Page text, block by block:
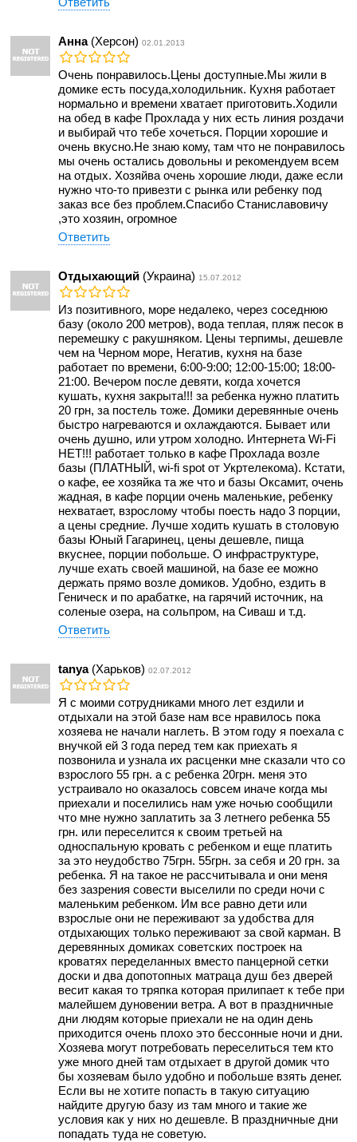
Анна(Херсон)02.01.2013
Очень понравилось.Цены доступные.Мы жили в
домике есть посуда,холодильник. Кухня работает
нормально и времени хватает приготовить.Ходили
на обед в кафе Прохлада у них есть линия роздачи
и выбирай что тебе хочеться. Порции хорошие и
очень вкусно.Не знаю кому, там что не понравилось
мы очень остались довольны и рекомендуем всем
на отдых. Хозяйва очень хорошие люди, даже если
нужно что-то привезти с рынка или ребенку под
заказ все без проблем.Спасибо Станиславовичу
,это хозяин, огромное
Ответить
Отдыхающий (Украина) 15.07.2012
Из позитивного, море недалеко, через соседнюю
базу (около 200 метров), вода теплая, пляж песок в
перемешку с ракушняком. Цены терпимы, дешевле
чем на Черном море, Негатив, кухня на базе
работает по времени, 6:00-9:00; 12:00-15:00; 18:00-
21:00. Вечером после девяти, когда хочется
кушать, кухня закрыта!!! за ребенка нужно платить
20 грн, за постель тоже. Домики деревянные очень
быстро нагреваются и охлаждаются. Бывает или
очень душно, или утром холодно. Интернета Wi-Fi
НЕТ!!! работает только в кафе Прохлада возле
базы (ПЛАТНЫЙ, wi-fi spot от Укртелекома). Кстати,
о кафе, ее хозяйка та же что и базы Оксамит, очень
жадная, в кафе порции очень маленькие, ребенку
нехватает, взрослому чтобы поесть надо 3 порции,
а цены средние. Лучше ходить кушать в столовую
базы Юный Гагаринец, цены дешевле, пища
вкуснее, порции побольше. О инфраструктуре,
лучше ехать своей машиной, на базе ее можно
держать прямо возле домиков. Удобно, ездить в
Геническ и по арабатке, на гарячий источник, на
соленые озера, на сольпром, на Сиваш и т.д.
Ответить
tanya(Харьков)02.07.2012
Я с моими сотрудниками много лет ездили и
отдыхали на этой базе нам все нравилось пока
хозяева не начали наглеть. В этом году я поехала с
внучкой ей 3 года перед тем как приехать я
позвонила и узнала их расценки мне сказали что со
взрослого 55 грн. а с ребенка 20грн. меня это
устраивало но оказалось совсем иначе когда мы
приехали и поселились нам уже ночью сообщили
что мне нужно заплатить за 3 летнего ребенка 55
грн. или переселится к своим третьей на
односпальную кровать с ребенком и еще платить
за это неудобство 75грн. 55грн. за себя и 20 грн. за
ребенка. Я на такое не рассчитывала и они меня
без зазрения совести выселили по среди ночи с
маленьким ребенком. Им все равно дети или
взрослые они не переживают за удобства для
отдыхающих только переживают за свой карман. В
деревянных домиках советских построек на
кроватях переделанных вместо панцерной сетки
доски и два допотопных матраца душ без дверей
весит какая то тряпка которая прилипает к тебе при
малейшем дуновении ветра. А вот в праздничные
дни людям которые приехали не на один день
приходится очень плохо это бессонные ночи и дни.
Хозяева могут потребовать переселиться тем кто
уже много дней там отдыхает в другой домик что
бы хозяевам было удобно и побольше взять денег.
Если вы не хотите попасть в такую ситуацию
найдите другую базу из там много и такие же
условия как у них но дешевле. В праздничные дни
попадать туда не советую.